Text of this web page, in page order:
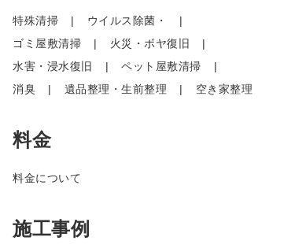
特殊清掃
ウイルス除菌・
ゴミ屋敷清掃
火災・ボヤ復旧
水害・浸水復旧
ペット屋敷清掃
消臭
遺品整理・生前整理 空き家整理
料金
料金について
施工事例